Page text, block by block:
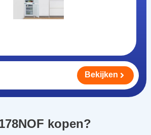
kopen?
Bekijken